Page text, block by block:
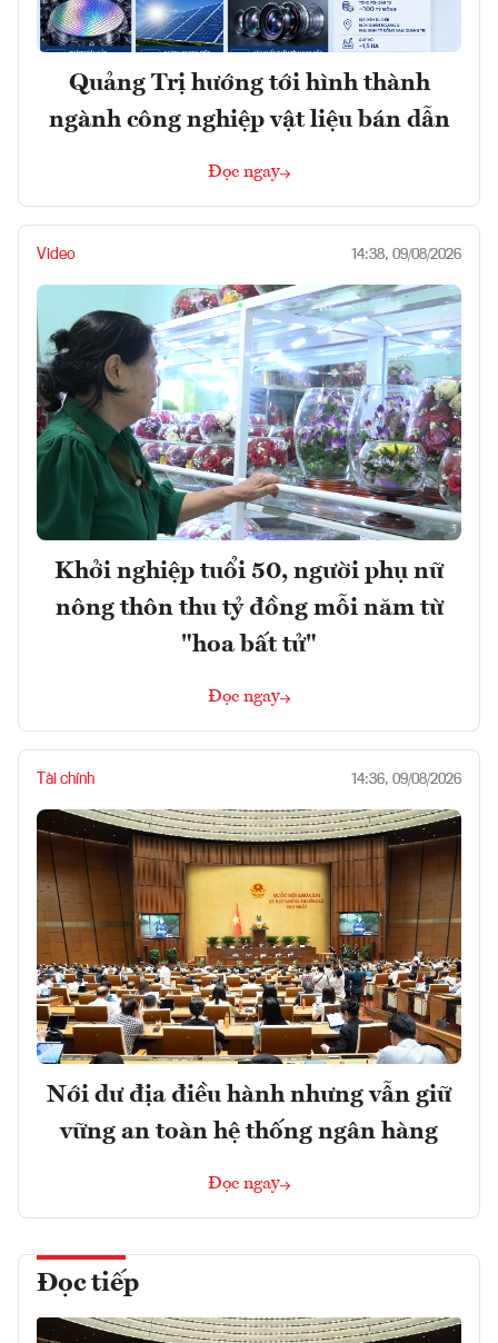
Quảng Trị hướng tới hình thành
ngành công nghiệp vật liệu bán dẫn
Đọc ngay
Video 14:38, 09/08/2026
Khởi nghiệp tuổi 50, người phụ nữ
nông thôn thu tỷ đồng mỗi năm từ
"hoa bất tử"
Đọc ngay
Tài chính 14:36, 09/08/2026
Nới dư địa điều hành nhưng vẫn giữ
vững an toàn hệ thống ngân hàng
Đọc ngay
Đọc tiếp